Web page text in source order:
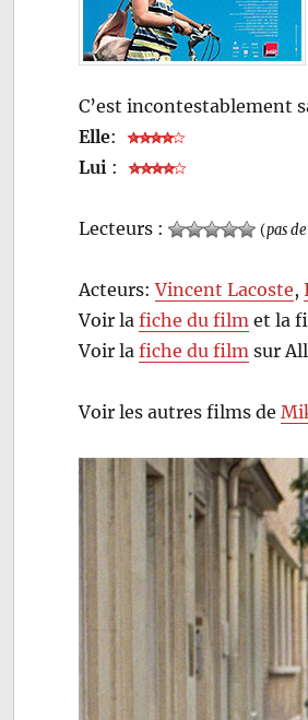
C’est incontestablement
Elle:
Lui :
Lecteurs : (pas
Acteurs:Vincent Lacoste,
Voir lafiche du film et la
Voir lafiche du film sur
Voir les autres films de